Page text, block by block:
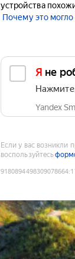
устройства
Почему это могло
Я не
Yandex
Если у вас возникли
воспользуйтесь
9180894498309078664: